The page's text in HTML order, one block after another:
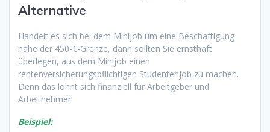
Alternative
Handelt es sich bei dem Minijob um eine Beschäftigung
nahe der 450-€-Grenze, dann sollten Sie ernsthaft
überlegen, aus dem Minijob einen
rentenversicherungspflichtigen Studentenjob zu machen.
Denn das lohnt sich finanziell für Arbeitgeber und
Arbeitnehmer.
Beispiel: